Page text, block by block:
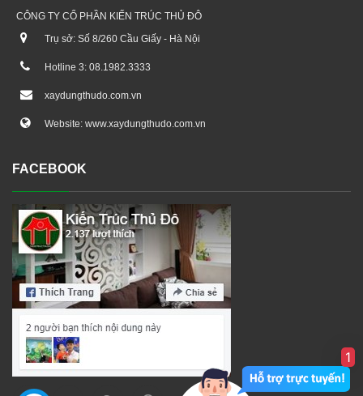
CÔNG TY CỔ PHẦN KIẾN TRÚC THỦ ĐÔ
Trụ sở: Số 8/260 Cầu Giấy - Hà Nội
Hotline 3: 08.1982.3333
xaydungthudo.com.vn
Website: www.xaydungthudo.com.vn
FACEBOOK
1